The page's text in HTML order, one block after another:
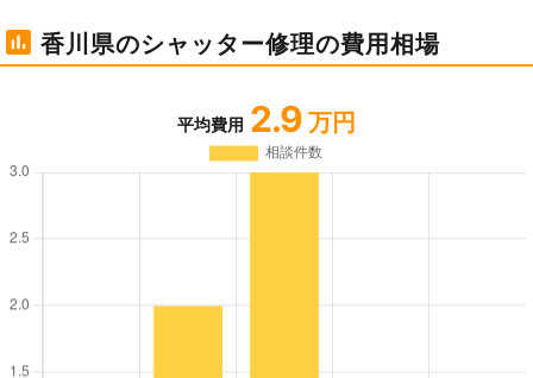
香川県のシャッター修理の費用相場
平均費用 2.9 万円